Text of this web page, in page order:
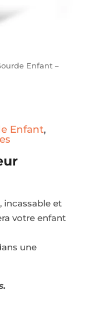
Enfant –
Enfant,
incassable et
votre enfant
une